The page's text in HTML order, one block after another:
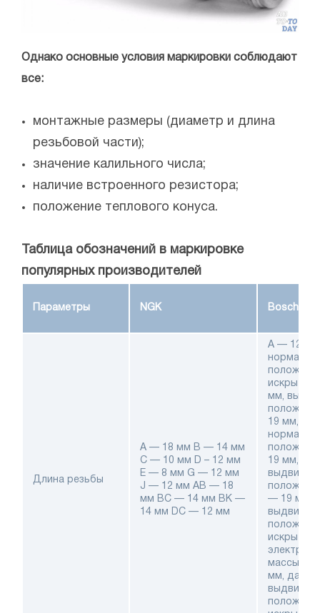
Однако основные условия маркировки соблюдают
все:
монтажные размеры (диаметр и длина
резьбовой части);
значение калильного числа;
наличие встроенного резистора;
положение теплового конуса.
Таблица обозначений в маркировке
популярных производителей
Параметры NGK Bosch
Длина резьбы
A — 18 мм B — 14 мм
C — 10 мм D – 12 мм
E — 8 мм G — 12 мм
J — 12 мм AB — 18
мм BC — 14 мм BK —
14 мм DC — 12 мм
А — 12,7
искры В
мм,
19 мм,
19 мм,
— 19 мм,
искры и
массы L
мм,